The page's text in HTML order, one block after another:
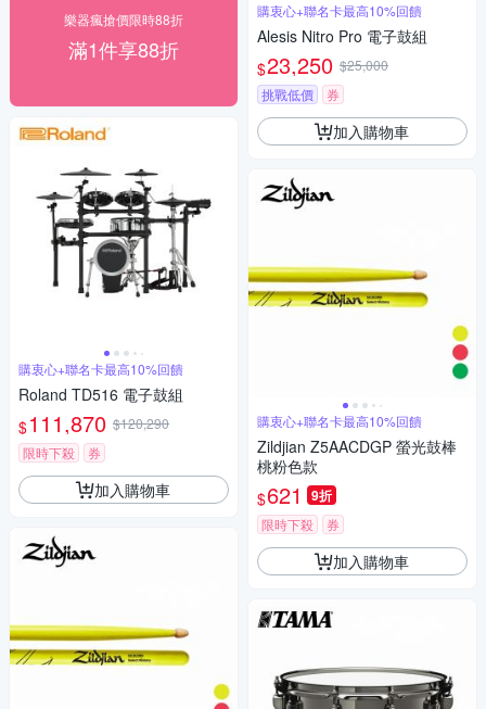
樂器瘋搶價限時88折
滿1件享88折
購衷心+聯名卡最高10%回饋
Roland TD516 電子鼓組
$111,870 $120,290
限時下殺
券
加入購物車
購衷心+聯名卡最高10%回饋
Alesis Nitro Pro 電子鼓組
$23,250 $25,000
挑戰低價
券
加入購物車
購衷心+聯名卡最高10%回饋
Zildjian Z5AACDGP 螢光鼓棒
桃粉色款
$621 9折
限時下殺 券
加入購物車